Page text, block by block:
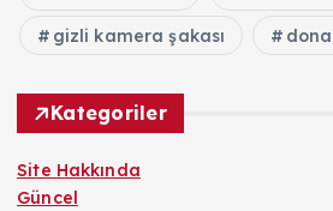
gizli kamera şakası
Kategoriler
Site Hakkında
Güncel